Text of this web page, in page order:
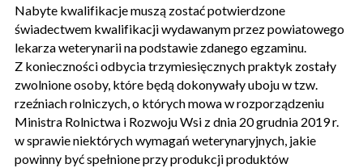
Nabyte kwalifikacje muszą zostać potwierdzone
świadectwem kwalifikacji wydawanym przez powiatowego
lekarza weterynarii na podstawie zdanego egzaminu.
Z konieczności odbycia trzymiesięcznych praktyk zostały
zwolnione osoby, które będą dokonywały uboju w tzw.
rzeźniach rolniczych, o których mowa w rozporządzeniu
Ministra Rolnictwa i Rozwoju Wsi z dnia 20 grudnia 2019 r.
w sprawie niektórych wymagań weterynaryjnych, jakie
powinny być spełnione przy produkcji produktów